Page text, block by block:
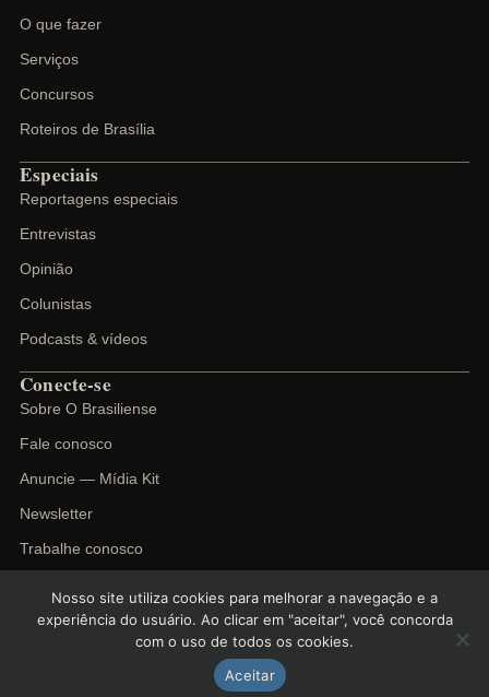
O que fazer
Serviços
Concursos
Roteiros de Brasília
Especiais
Reportagens especiais
Entrevistas
Opinião
Colunistas
Podcasts & vídeos
Conecte-se
Sobre O Brasiliense
Fale conosco
Anuncie — Mídia Kit
Newsletter
Trabalhe conosco
O Brasiliense. Todos os direitos reservados.
Termos de uso Cookies
Nosso site utiliza cookies para melhorar a navegação e a
experiência do usuário. Ao clicar em "aceitar", você concorda
com o uso de todos os cookies.
Aceitar